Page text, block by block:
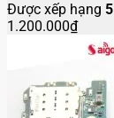
Được xếp hạng 5
1.200.000₫